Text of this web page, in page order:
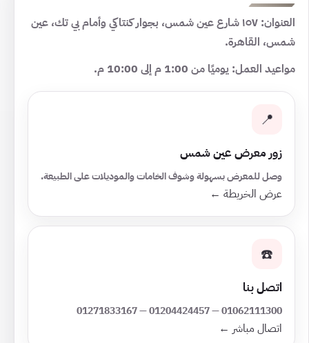
العنوان: ١٥٧ شارع عين شمس، بجوار كنتاكي وأمام بي تك، عين
شمس، القاهرة.
مواعيد العمل: يوميًا من 1:00 م إلى 10:00 م.
📍
زور معرض عين شمس
وصل للمعرض بسهولة وشوف الخامات والموديلات على الطبيعة.
عرض الخريطة ←
☎️
اتصل بنا
01062111300 — 01204424457 — 01271833167
اتصال مباشر ←